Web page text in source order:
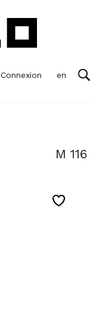
Connexion
M 116